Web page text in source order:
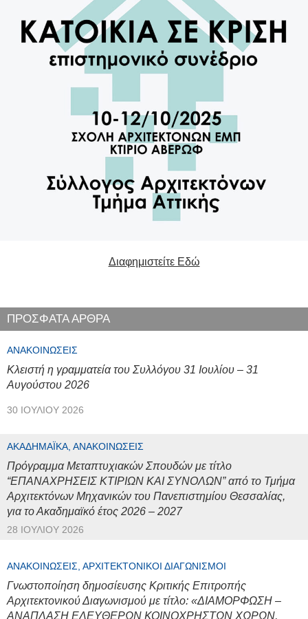
Διαφημιστείτε Εδώ
ΠΡΟΣΦΑΤΑ ΑΡΘΡΑ
ΑΝΑΚΟΙΝΏΣΕΙΣ
Κλειστή η γραμματεία του Συλλόγου 31 Ιουλίου – 31
Αυγούστου 2026
30 ΙΟΥΛΊΟΥ 2026
ΑΚΑΔΗΜΑΪΚΆ, ΑΝΑΚΟΙΝΏΣΕΙΣ
Πρόγραμμα Μεταπτυχιακών Σπουδών με τίτλο
“ΕΠΑΝΑΧΡΗΣΕΙΣ ΚΤΙΡΙΩΝ ΚΑΙ ΣΥΝΟΛΩΝ” από το Τμήμα
Αρχιτεκτόνων Μηχανικών του Πανεπιστημίου Θεσσαλίας,
για το Ακαδημαϊκό έτος 2026 – 2027
28 ΙΟΥΛΊΟΥ 2026
ΑΝΑΚΟΙΝΏΣΕΙΣ, ΑΡΧΙΤΕΚΤΟΝΙΚΟΊ ΔΙΑΓΩΝΙΣΜΟΊ
Γνωστοποίηση δημοσίευσης Κριτικής Επιτροπής
Αρχιτεκτονικού Διαγωνισμού με τίτλο: «ΔΙΑΜΟΡΦΩΣΗ –
ΑΝΑΠΛΑΣΗ ΕΛΕΥΘΕΡΩΝ ΚΟΙΝΟΧΡΗΣΤΩΝ ΧΩΡΩΝ,